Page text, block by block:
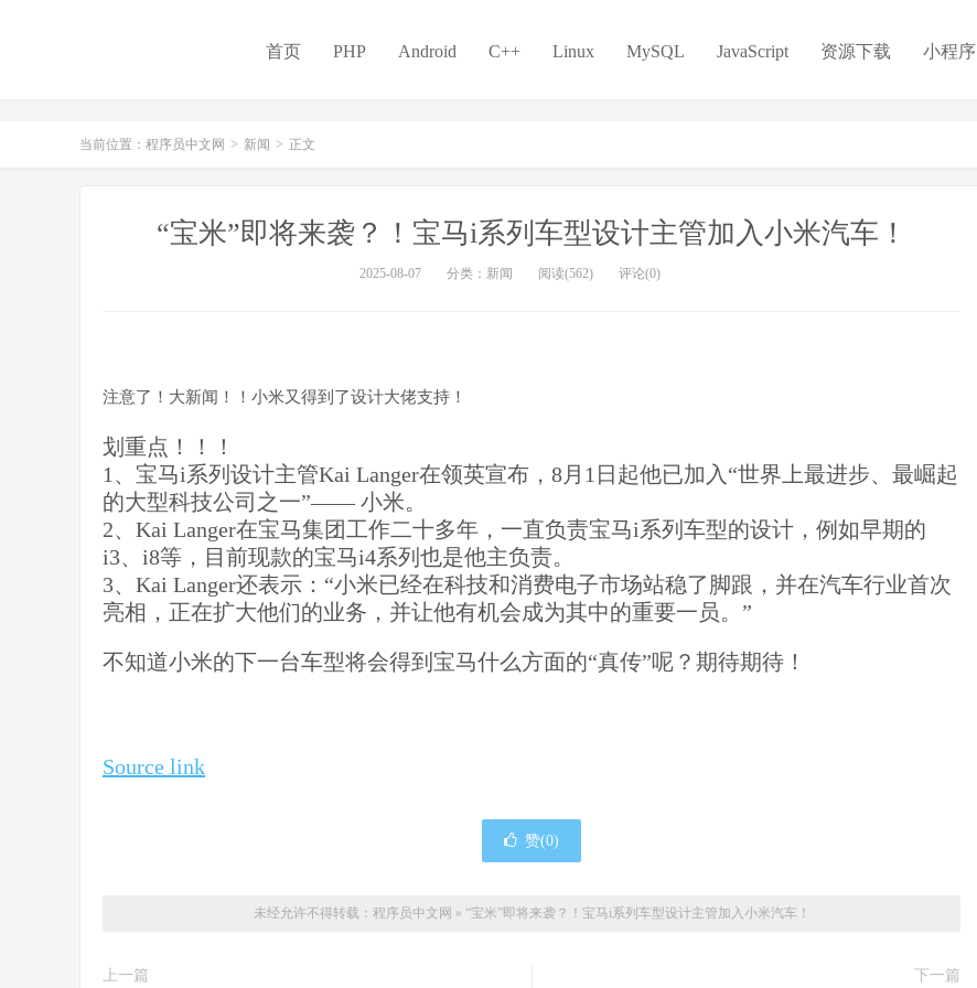
首页 PHP Android C++ Linux MySQL JavaScript 资源下载 小程序
当前位置： 程序员中文网 > 新闻 > 正文
“宝米”即将来袭？！宝马i系列车型设计主管加入小米汽车！
2025-08-07 分类：新闻 阅读(562) 评论(0)
注意了！大新闻！！小米又得到了设计大佬支持！
划重点！！！
1、宝马i系列设计主管Kai Langer在领英宣布，8月1日起他已加入“世界上最进步、最崛起
的大型科技公司之一”—— 小米。
2、Kai Langer在宝马集团工作二十多年，一直负责宝马i系列车型的设计，例如早期的
i3、i8等，目前现款的宝马i4系列也是他主负责。
3、Kai Langer还表示：“小米已经在科技和消费电子市场站稳了脚跟，并在汽车行业首次
亮相，正在扩大他们的业务，并让他有机会成为其中的重要一员。”
不知道小米的下一台车型将会得到宝马什么方面的“真传”呢？期待期待！
Source link
赞(0)
未经允许不得转载： 程序员中文网 » “宝米”即将来袭？！宝马i系列车型设计主管加入小米汽车！
上一篇 下一篇